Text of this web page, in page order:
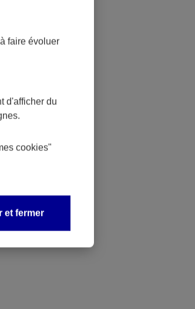
faire évoluer
d'afficher du
cookies"
et fermer